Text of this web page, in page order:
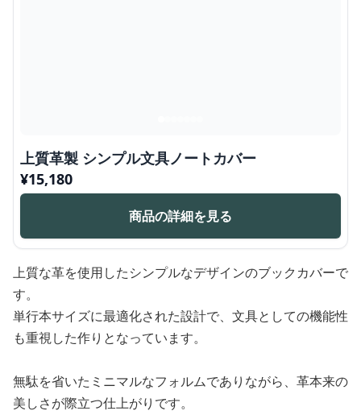
上質革製 シンプル文具ノートカバー
¥15,180
商品の詳細を見る
上質な革を使用したシンプルなデザインのブックカバーで
す。
単行本サイズに最適化された設計で、文具としての機能性
も重視した作りとなっています。
無駄を省いたミニマルなフォルムでありながら、革本来の
美しさが際立つ仕上がりです。